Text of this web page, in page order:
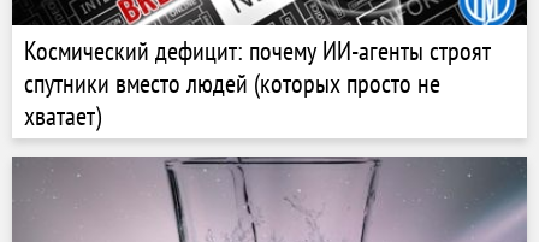
Космический дефицит: почему ИИ-агенты строят
спутники вместо людей (которых просто не
хватает)